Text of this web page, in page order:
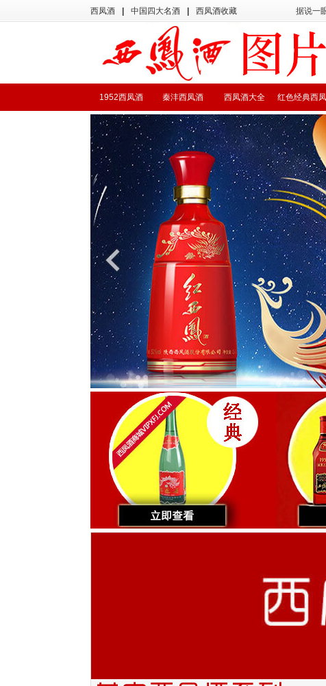
西凤酒 中国四大名酒 西凤酒收藏 据说一
红色经典西
西凤酒大全
秦沣西凤酒
1952西凤酒